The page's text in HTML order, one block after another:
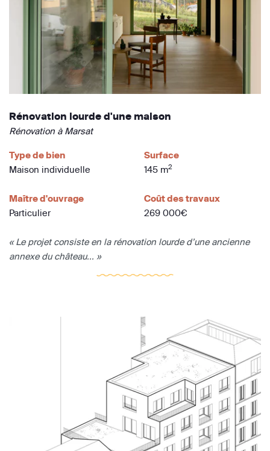
Rénovation lourde d'une maison
Rénovation à Marsat
Type de bien
Maison individuelle
Surface
145 m2
Maître d'ouvrage
Particulier
Coût des travaux
269 000€
« Le projet consiste en la rénovation lourde d’une ancienne
annexe du château... »